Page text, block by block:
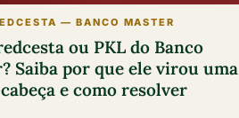
— BANCO MASTER
ou PKL do Banco
Saiba por que ele virou uma
e como resolver